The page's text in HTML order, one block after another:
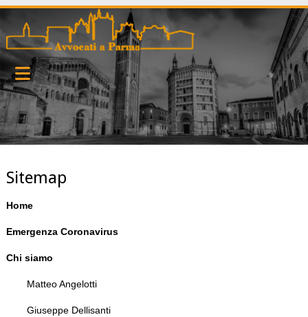
Sitemap
Home
Emergenza Coronavirus
Chi siamo
Matteo Angelotti
Giuseppe Dellisanti